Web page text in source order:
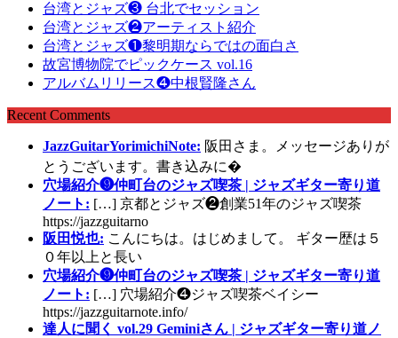
台湾とジャズ❸ 台北でセッション
台湾とジャズ❷アーティスト紹介
台湾とジャズ❶黎明期ならではの面白さ
故宮博物院でピックケース vol.16
アルバムリリース❹中根賢隆さん
Recent Comments
JazzGuitarYorimichiNote: 阪田さま。メッセージありが
とうございます。書き込みに�
穴場紹介❾仲町台のジャズ喫茶 | ジャズギター寄り道
ノート: […] 京都とジャズ❷創業51年のジャズ喫茶
https://jazzguitarno
阪田悦也: こんにちは。はじめまして。 ギター歴は５
０年以上と長い
穴場紹介❾仲町台のジャズ喫茶 | ジャズギター寄り道
ノート: […] 穴場紹介❹ジャズ喫茶ベイシー
https://jazzguitarnote.info/
達人に聞く vol.29 Geminiさん | ジャズギター寄り道ノ